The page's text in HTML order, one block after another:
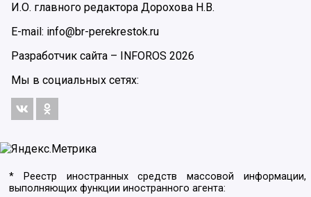
И.О. главного редактора Дорохова Н.В.
E-mail: info@br-perekrestok.ru
Разработчик сайта –
INFOROS 2026
Мы в социальных сетях:
* Реестр иностранных средств массовой информации,
выполняющих функции иностранного агента: